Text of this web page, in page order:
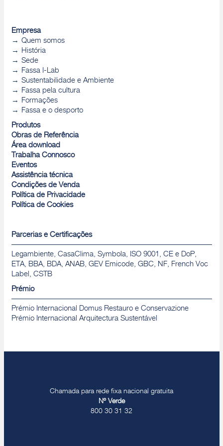
Empresa
Quem somos
História
Sede
Fassa I-Lab
Sustentabilidade e Ambiente
Fassa pela cultura
Formações
Fassa e o desporto
Produtos
Obras de Referência
Área download
Trabalha Connosco
Eventos
Assistência técnica
Condições de Venda
Política de Privacidade
Política de Cookies
Parcerias e Certificações
Legambiente, CasaClima, Symbola, ISO 9001, CE e DoP,
ETA, BBA, BDA, ANAB, GEV Emicode, GBC, NF, French Voc
Label, CSTB
Prémio
Prémio Internacional Domus Restauro e Conservazione
Prémio Internacional Arquitectura Sustentável
Chamada para rede fixa nacional gratuita
Nº Verde
800 30 31 32